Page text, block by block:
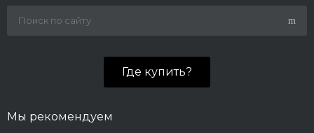
Где купить?
Мы рекомендуем